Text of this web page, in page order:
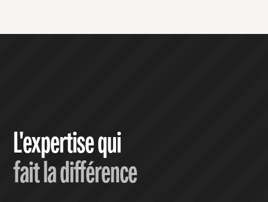
L'expertise qui
fait la différence